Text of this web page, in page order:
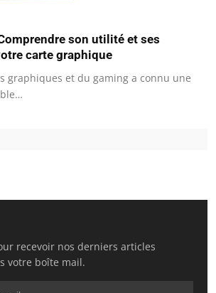
son utilité et ses
carte graphique
graphiques et du gaming a connu une
recevoir nos derniers articles
votre boîte mail.